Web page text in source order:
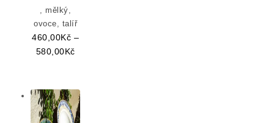
, mělký,
ovoce, talíř
460,00Kč –
580,00KčRozpětí cen: 460,00Kč až 580,00Kč